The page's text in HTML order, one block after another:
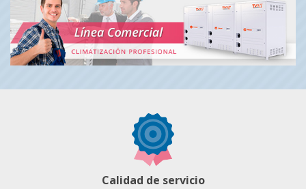
Calidad de servicio